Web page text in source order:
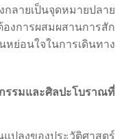
ายเป็นจุดหมายปลาย
งการผสมผสานการสัก
ย่อนใจในการเดินทาง
รมและศิลปะโบราณที่
ลงของประวัติศาสตร์